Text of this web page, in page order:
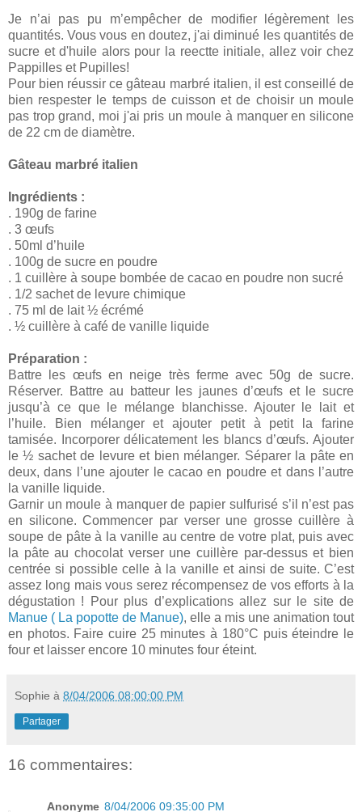
Je n’ai pas pu m’empêcher de modifier légèrement les
quantités. Vous vous en doutez, j'ai diminué les quantités de
sucre et d'huile alors pour la reectte initiale, allez voir chez
Pappilles et Pupilles!
Pour bien réussir ce gâteau marbré italien, il est conseillé de
bien respester le temps de cuisson et de choisir un moule
pas trop grand, moi j'ai pris un moule à manquer en silicone
de 22 cm de diamètre.
Gâteau marbré italien
Ingrédients :
. 190g de farine
. 3 œufs
. 50ml d’huile
. 100g de sucre en poudre
. 1 cuillère à soupe bombée de cacao en poudre non sucré
. 1/2 sachet de levure chimique
. 75 ml de lait ½ écrémé
. ½ cuillère à café de vanille liquide
Préparation :
Battre les œufs en neige très ferme avec 50g de sucre.
Réserver. Battre au batteur les jaunes d’œufs et le sucre
jusqu’à ce que le mélange blanchisse. Ajouter le lait et
l’huile. Bien mélanger et ajouter petit à petit la farine
tamisée. Incorporer délicatement les blancs d’œufs. Ajouter
le ½ sachet de levure et bien mélanger. Séparer la pâte en
deux, dans l’une ajouter le cacao en poudre et dans l’autre
la vanille liquide.
Garnir un moule à manquer de papier sulfurisé s’il n’est pas
en silicone. Commencer par verser une grosse cuillère à
soupe de pâte à la vanille au centre de votre plat, puis avec
la pâte au chocolat verser une cuillère par-dessus et bien
centrée si possible celle à la vanille et ainsi de suite. C’est
assez long mais vous serez récompensez de vos efforts à la
dégustation ! Pour plus d’explications allez sur le site de
Manue ( La popotte de Manue), elle a mis une animation tout
en photos. Faire cuire 25 minutes à 180°C puis éteindre le
four et laisser encore 10 minutes four éteint.
Sophie à 8/04/2006 08:00:00 PM
Partager
16 commentaires:
Anonyme 8/04/2006 09:35:00 PM